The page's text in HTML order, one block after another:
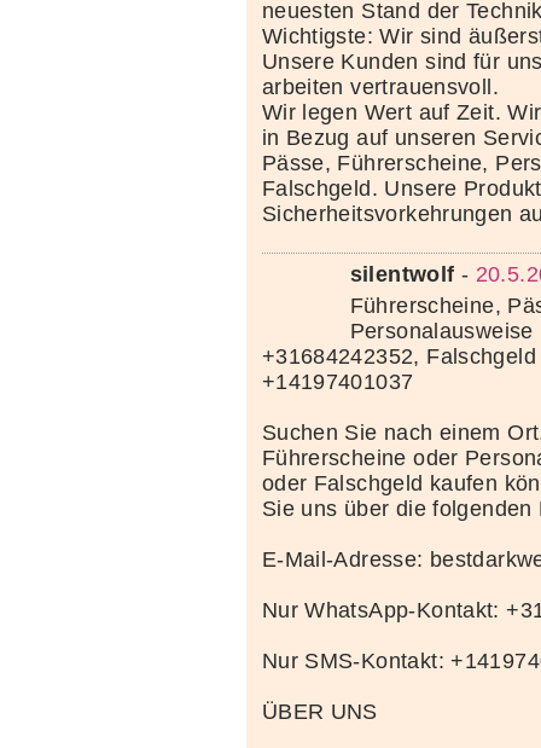
neuesten Stand der
Wichtigste: Wir sind
Unsere Kunden sind für
arbeiten vertrauensvoll.
Wir legen Wert auf Zeit.
in Bezug auf unseren
Pässe, Führerscheine,
Falschgeld. Unsere
Sicherheitsvorkehrungen
silentwolf -
Führerscheine,
+31684242352,
+14197401037
Suchen Sie nach einem
Führerscheine oder
oder Falschgeld kaufen
Sie uns über die folgenden
E-Mail-Adresse:
Nur WhatsApp-Kontakt:
Nur SMS-Kontakt:
ÜBER UNS